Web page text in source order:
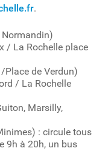
.
Normandin)
/ La Rochelle place
Place de Verdun)
/ La Rochelle
Marsilly,
: circule tous
9h à 20h, un bus